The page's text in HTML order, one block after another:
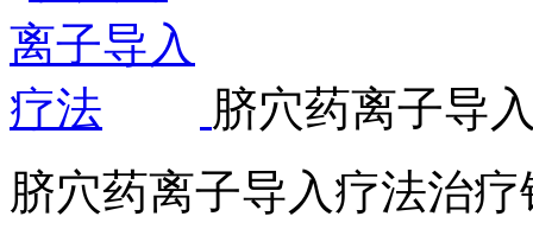
脐穴药离子导
脐穴药离子导入疗法治